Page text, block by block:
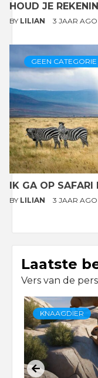
HOUD JE
BY LILIAN 3 JAAR AGO
GEEN CATEGORIE
IK GA OP SAFARI
BY LILIAN 3 JAAR AGO
Laatste
Vers van de pers
KNAAGDIER